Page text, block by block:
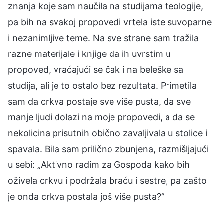
znanja koje sam naučila na studijama teologije,
pa bih na svakoj propovedi vrtela iste suvoparne
i nezanimljive teme. Na sve strane sam tražila
razne materijale i knjige da ih uvrstim u
propoved, vraćajući se čak i na beleške sa
studija, ali je to ostalo bez rezultata. Primetila
sam da crkva postaje sve više pusta, da sve
manje ljudi dolazi na moje propovedi, a da se
nekolicina prisutnih obično zavaljivala u stolice i
spavala. Bila sam prilično zbunjena, razmišljajući
u sebi: „Aktivno radim za Gospoda kako bih
oživela crkvu i podržala braću i sestre, pa zašto
je onda crkva postala još više pusta?”